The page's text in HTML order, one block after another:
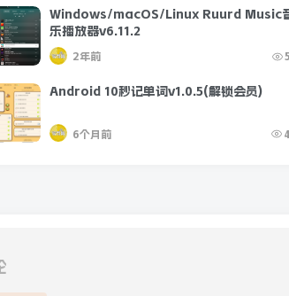
Windows/macOS/Linux Ruurd Music
乐播放器v6.11.2
2年前
Android 10秒记单词v1.0.5(解锁会员)
6个月前